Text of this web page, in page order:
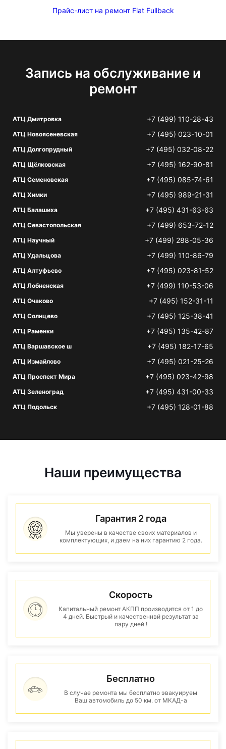
Прайс-лист на ремонт Fiat Fullback
Запись на обслуживание и
ремонт
АТЦ Дмитровка +7 (499) 110-28-43
АТЦ Новоясеневская +7 (495) 023-10-01
АТЦ Долгопрудный +7 (495) 032-08-22
АТЦ Щёлковская +7 (495) 162-90-81
АТЦ Семеновская +7 (495) 085-74-61
АТЦ Химки +7 (495) 989-21-31
АТЦ Балашиха +7 (495) 431-63-63
АТЦ Севастопольская +7 (499) 653-72-12
АТЦ Научный +7 (499) 288-05-36
АТЦ Удальцова +7 (499) 110-86-79
АТЦ Алтуфьево +7 (495) 023-81-52
АТЦ Лобненская +7 (499) 110-53-06
АТЦ Очаково +7 (495) 152-31-11
АТЦ Солнцево +7 (495) 125-38-41
АТЦ Раменки +7 (495) 135-42-87
АТЦ Варшавское ш +7 (495) 182-17-65
АТЦ Измайлово +7 (495) 021-25-26
АТЦ Проспект Мира +7 (495) 023-42-98
АТЦ Зеленоград +7 (495) 431-00-33
АТЦ Подольск +7 (495) 128-01-88
Наши преимущества
Гарантия 2 года
Мы уверены в качестве своих материалов и
комплектующих, и даем на них гарантию 2 года.
Скорость
Капитальный ремонт АКПП производится от 1 до
4 дней. Быстрый и качественнвй результат за
пару дней !
Бесплатно
В случае ремонта мы бесплатно эвакуируем
Ваш автомобиль до 50 км. от МКАД-а